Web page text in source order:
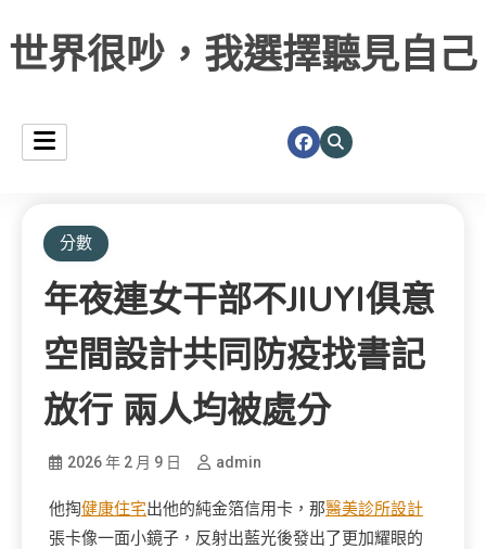
世界很吵，我選擇聽見自己
分數
年夜連女干部不JIUYI俱意
空間設計共同防疫找書記
放行 兩人均被處分
2026 年 2 月 9 日 admin
他掏健康住宅出他的純金箔信用卡，那醫美診所設計
張卡像一面小鏡子，反射出藍光後發出了更加耀眼的